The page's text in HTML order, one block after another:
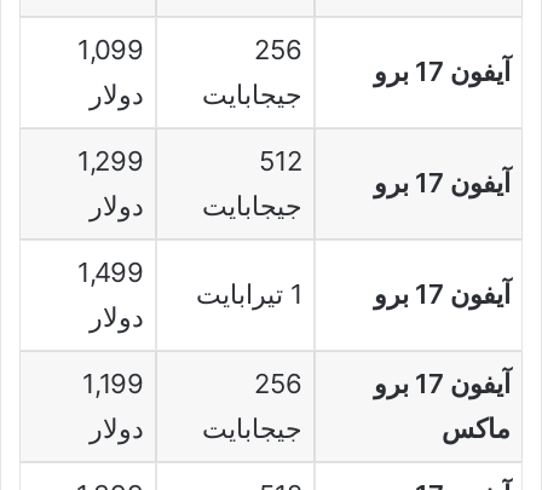
آيفون 17 برو
256
جيجابايت
1,099
دولار
آيفون 17 برو
512
جيجابايت
1,299
دولار
آيفون 17 برو 1 تيرابايت
1,499
دولار
آيفون 17 برو
ماكس
256
جيجابايت
1,199
دولار